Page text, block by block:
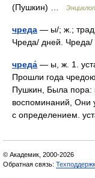
(Пушкин) …
чреда — ы/; ж.; трад.
Чреда/ дней.
чреда́ — ы, ж. 1.
Прошли года
Пушкин, Была пора:
воспоминаний, Они
с определением.
© Академик, 2000-2026
Обратная связь: